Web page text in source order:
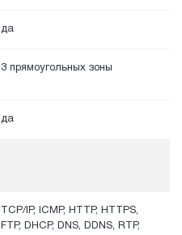
да
3 прямоугольных зоны
да
TCP/IP, ICMP, HTTP, HTTPS,
FTP, DHCP, DNS, DDNS, RTP,